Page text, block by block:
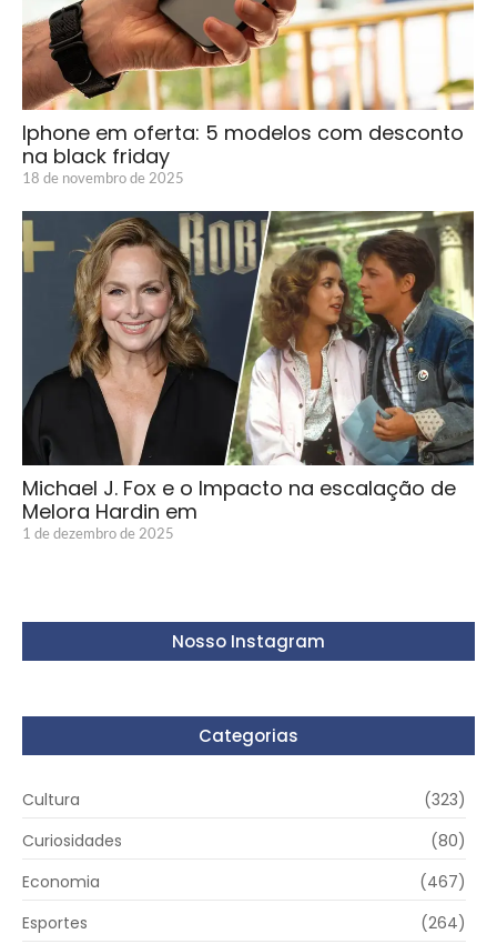
Iphone em oferta: 5 modelos com desconto
na black friday
18 de novembro de 2025
Michael J. Fox e o Impacto na escalação de
Melora Hardin em
1 de dezembro de 2025
Nosso Instagram
Categorias
Cultura
(323)
Curiosidades
(80)
Economia
(467)
Esportes
(264)